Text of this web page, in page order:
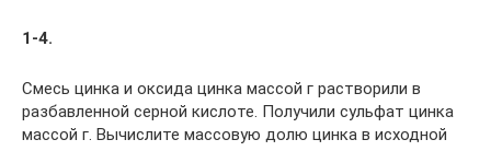
1-4.
Смесь цинка и оксида цинка массой г растворили в
разбавленной серной кислоте. Получили сульфат цинка
массой г. Вычислите массовую долю цинка в исходной